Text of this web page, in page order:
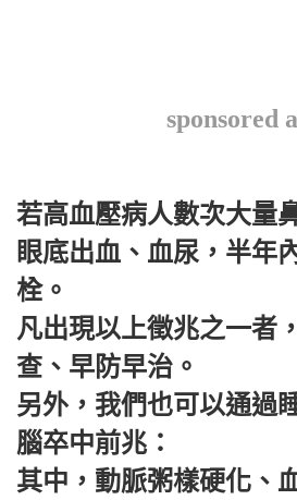
sponsored
若高血壓病人數次大量
眼底出血、血尿，半年
栓。
凡出現以上徵兆之一者
查、早防早治。
另外，我們也可以通過
腦卒中前兆：
其中，動脈粥樣硬化、